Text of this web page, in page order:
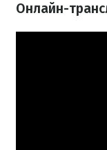
Онлайн-